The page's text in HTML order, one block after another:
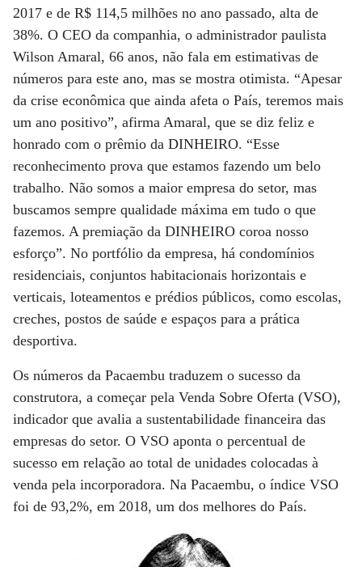
2017 e de R$ 114,5 milhões no ano passado, alta de
38%. O CEO da companhia, o administrador paulista
Wilson Amaral, 66 anos, não fala em estimativas de
números para este ano, mas se mostra otimista. “Apesar
da crise econômica que ainda afeta o País, teremos mais
um ano positivo”, afirma Amaral, que se diz feliz e
honrado com o prêmio da DINHEIRO. “Esse
reconhecimento prova que estamos fazendo um belo
trabalho. Não somos a maior empresa do setor, mas
buscamos sempre qualidade máxima em tudo o que
fazemos. A premiação da DINHEIRO coroa nosso
esforço”. No portfólio da empresa, há condomínios
residenciais, conjuntos habitacionais horizontais e
verticais, loteamentos e prédios públicos, como escolas,
creches, postos de saúde e espaços para a prática
desportiva.
Os números da Pacaembu traduzem o sucesso da
construtora, a começar pela Venda Sobre Oferta (VSO),
indicador que avalia a sustentabilidade financeira das
empresas do setor. O VSO aponta o percentual de
sucesso em relação ao total de unidades colocadas à
venda pela incorporadora. Na Pacaembu, o índice VSO
foi de 93,2%, em 2018, um dos melhores do País.